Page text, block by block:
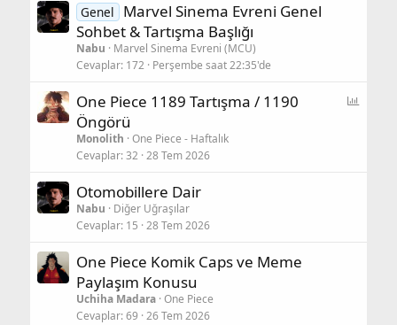
Genel
Marvel Sinema Evreni Genel
Sohbet & Tartışma Başlığı
Nabu
Marvel Sinema Evreni (MCU)
Cevaplar 172 Perşembe saat 22:35'de
One Piece 1189 Tartışma / 1190
Öngörü
Monolith One Piece - Haftalık
Cevaplar 32 28 Tem 2026
Otomobillere Dair
Nabu
Diğer Uğraşılar
Cevaplar 15 28 Tem 2026
One Piece Komik Caps ve Meme
Paylaşım Konusu
Uchiha Madara One Piece
Cevaplar 69 26 Tem 2026